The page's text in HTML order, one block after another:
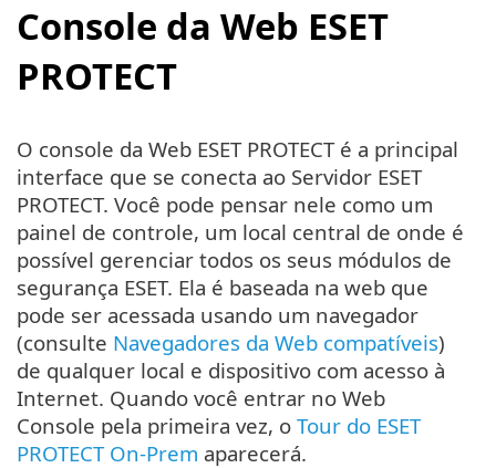
Console da Web ESET
PROTECT
O console da Web ESET PROTECT é a principal
interface que se conecta ao Servidor ESET
PROTECT. Você pode pensar nele como um
painel de controle, um local central de onde é
possível gerenciar todos os seus módulos de
segurança ESET. Ela é baseada na web que
pode ser acessada usando um navegador
(consulte Navegadores da Web compatíveis)
de qualquer local e dispositivo com acesso à
Internet. Quando você entrar no Web
Console pela primeira vez, o Tour do ESET
PROTECT On-Prem aparecerá.